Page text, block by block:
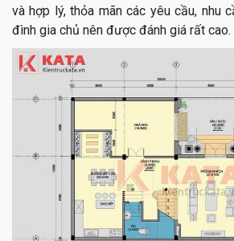
và hợp lý, thỏa mãn các yêu cầu, nhu
đình gia chủ nên được đánh giá rất cao.